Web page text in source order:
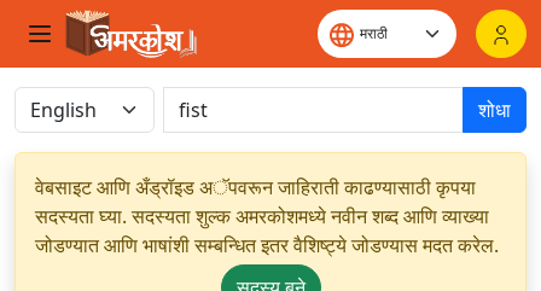
शोधा
वेबसाइट आणि अँड्रॉइड अॅपवरून जाहिराती काढण्यासाठी कृपया
सदस्यता घ्या. सदस्यता शुल्क अमरकोशमध्ये नवीन शब्द आणि व्याख्या
जोडण्यात आणि भाषांशी सम्बन्धित इतर वैशिष्ट्ये जोडण्यास मदत करेल.